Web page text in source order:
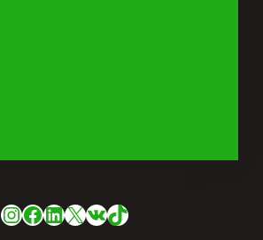
Instagram
Facebook
LinkedIn
X VKTikTok